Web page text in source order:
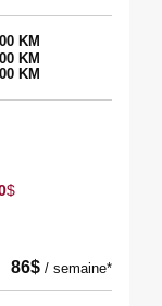
KM
KM
KM
$
86$ / semaine*